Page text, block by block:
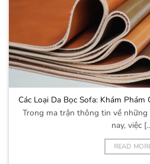
Các Loại Da Bọc Sofa: Khám
Trong ma trận thông tin về
nay, việc
READ